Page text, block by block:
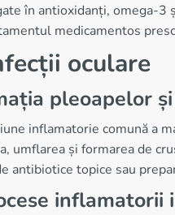
în antioxidanți, omega-3
medicamentos
oculare
pleoapelor
inflamatorie comună a
umflarea și formarea de
antibiotice topice sau
inflamatorii